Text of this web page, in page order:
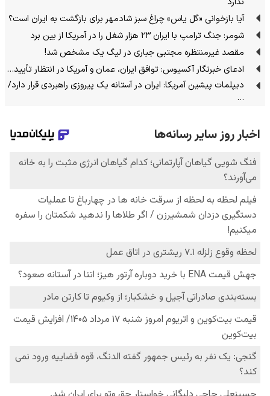
آیا بازخوانی «گل یاس» چراغ سبز شادمهر برای بازگشت به ایران است؟
شومر: جنگ ترامپ با ایران ۲۳ هزار شغل را در آمریکا از بین برد
مقصد غیرمنتظره مجتبی جباری در لیگ یک مشخص شد!
ادعای خبرنگار آکسیوس: توافق ایران، عمان و آمریکا در انتظار تأیید…
دیپلمات پیشین آمریکا: ایران در آستانه یک پیروزی راهبردی قرار دارد/
…